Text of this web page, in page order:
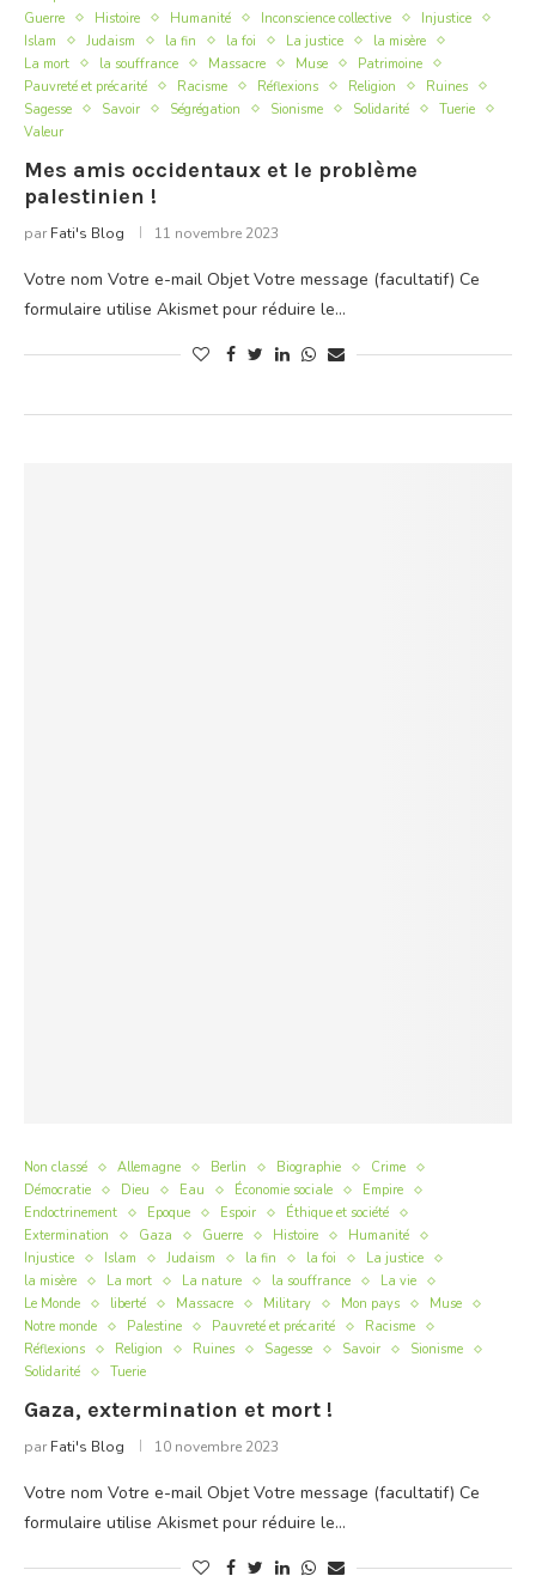
Guerre
Histoire Humanité Inconscience collective
Injustice
Islam
Judaism la fin la foi La justice
la misère
La mort
la souffrance Massacre Muse
Patrimoine
Pauvreté et précarité
Racisme Réflexions Religion
Ruines
Sagesse
Savoir Ségrégation Sionisme Solidarité
Tuerie
Valeur
Mes amis occidentaux et le problème
palestinien !
par Fati's Blog 11 novembre 2023
Votre nom Votre e-mail Objet Votre message (facultatif) Ce
formulaire utilise Akismet pour réduire le…
Non classé Allemagne Berlin Biographie
Crime
Démocratie
Dieu Eau Économie sociale
Empire
Endoctrinement
Epoque Espoir
Éthique et société
Extermination
Gaza Guerre Histoire
Humanité
Injustice
Islam Judaism la fin la foi
La justice
la misère
La mort La nature la souffrance
La vie
Le Monde
liberté Massacre Military Mon pays
Muse
Notre monde
Palestine Pauvreté et précarité
Racisme
Réflexions
Religion Ruines Sagesse Savoir
Sionisme
Solidarité
Tuerie
Gaza, extermination et mort !
par Fati's Blog 10 novembre 2023
Votre nom Votre e-mail Objet Votre message (facultatif) Ce
formulaire utilise Akismet pour réduire le…